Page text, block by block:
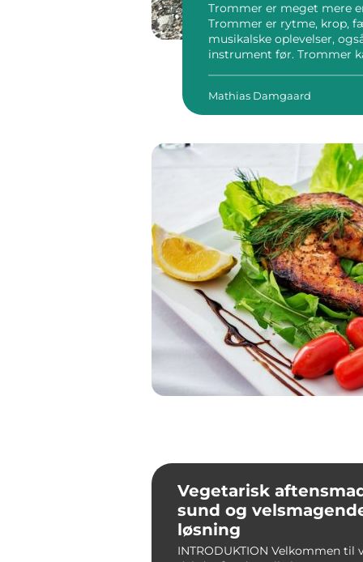
Trommer er meget mere
Trommer er rytme, krop,
musikalske oplevelser,
instrument før. Trommer
Mathias Damgaard
Vegetarisk
sund og
løsning
INTRODUKTION Velkommen til